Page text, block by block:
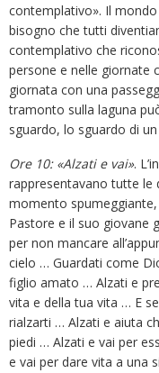
contemplativo». Il
bisogno che tutti
contemplativo che
persone e nelle giornate
giornata con una
tramonto sulla laguna
sguardo, lo sguardo di
Ore 10: «Alzati e vai».
rappresentavano tutte le
momento
Pastore e il suo giovane
per non mancare
cielo … Guardati come
figlio amato … Alzati e
vita e della tua vita … E
rialzarti … Alzati e aiuta
piedi … Alzati e vai per
e vai per dare vita a una